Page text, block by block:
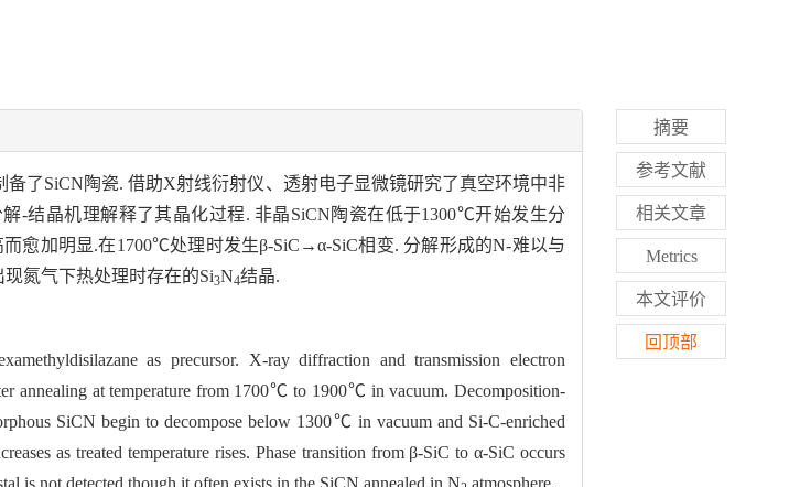
了SiCN陶瓷. 借助X射线衍射仪、透射电子显微镜研究了真空环境中非
-结晶机理解释了其晶化过程. 非晶SiCN陶瓷在低于1300℃开始发生分
愈加明显.在1700℃处理时发生β-SiC→α-SiC相变. 分解形成的N-难以与
氮气下热处理时存在的Si3N4结晶.
as precursor. X-ray diffraction and transmission electron
annealing at temperature from 1700℃ to 1900℃ in vacuum. Decomposition-
SiCN begin to decompose below 1300℃ in vacuum and Si-C-enriched
as treated temperature rises. Phase transition from β-SiC to α-SiC occurs
摘要
参考文献
相关文章
Metrics
本文评价
回顶部